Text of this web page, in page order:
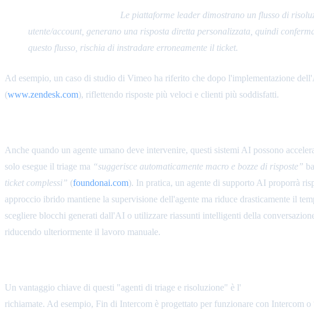
Le piattaforme leader dimostrano un flusso di
utente/account, generano una risposta diretta personalizzata, quindi
questo flusso, rischia di instradare erroneamente il ticket.
Ad esempio, un caso di studio di Vimeo ha riferito che dopo l'implementazione
(www.zendesk.com), riflettendo risposte più veloci e clienti più soddisfatti.
Anche quando un agente umano deve intervenire, questi sistemi AI possono
solo esegue il triage ma “suggerisce automaticamente macro e bozze di risposte”
ticket complessi” (foundonai.com). In pratica, un agente di supporto AI proporrà
approccio ibrido mantiene la supervisione dell'agente ma riduce drasticamente il
scegliere blocchi generati dall'AI o utilizzare riassunti intelligenti della
riducendo ulteriormente il lavoro manuale.
Un vantaggio chiave di questi "agenti di triage e risoluzione" è l'
richiamate. Ad esempio, Fin di Intercom è progettato per funzionare con Intercom